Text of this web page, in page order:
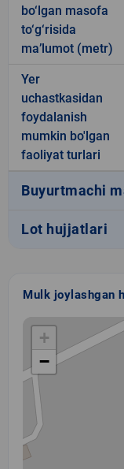
bo‘lgan masofa
to‘g‘risida
ma’lumot (metr)
Yer
uchastkasidan
foydalanish
mumkin bo'lgan
faoliyat turlari
Buyurtmachi
Lot hujjatlari
Mulk joylashgan
+
−